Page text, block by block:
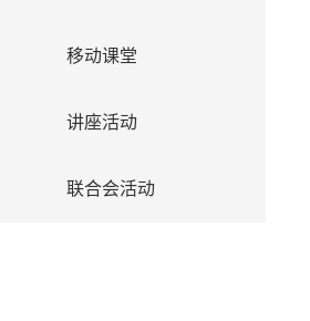
移动课堂
讲座活动
联合会活动